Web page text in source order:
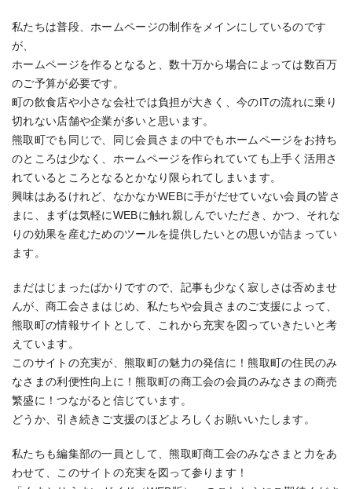
私たちは普段、ホームページの制作をメインにしているのです
が、
ホームページを作るとなると、数十万から場合によっては数百万
のご予算が必要です。
町の飲食店や小さな会社では負担が大きく、今のITの流れに乗り
切れない店舗や企業が多いと思います。
熊取町でも同じで、同じ会員さまの中でもホームページをお持ち
のところは少なく、ホームページを作られていても上手く活用さ
れているところとなるとかなり限られてしまいます。
興味はあるけれど、なかなかWEBに手がだせていない会員の皆さ
まに、まずは気軽にWEBに触れ親しんでいただき、かつ、それな
りの効果を産むためのツールを提供したいとの思いが詰まってい
ます。
まだはじまったばかりですので、記事も少なく寂しさは否めませ
んが、商工会さまはじめ、私たちや会員さまのご支援によって、
熊取町の情報サイトとして、これから充実を図っていきたいと考
えています。
このサイトの充実が、熊取町の魅力の発信に！熊取町の住民のみ
なさまの利便性向上に！熊取町の商工会の会員のみなさまの商売
繁盛に！つながると信じています。
どうか、引き続きご支援のほどよろしくお願いいたします。
私たちも編集部の一員として、熊取町商工会のみなさまと力をあ
わせて、このサイトの充実を図って参ります！